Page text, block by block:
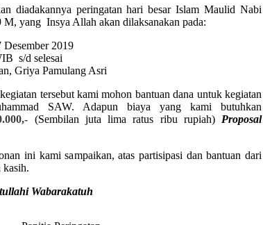
diadakannya peringatan hari besar Islam Maulid Nabi
yang Insya Allah akan dilaksanakan pada:
Desember 2019
s/d selesai
Pamulang Asri
tersebut kami mohon bantuan dana untuk kegiatan
SAW. Adapun biaya yang kami butuhkan
(Sembilan juta lima ratus ribu rupiah) Proposal
ini kami sampaikan, atas partisipasi dan bantuan dari
kasih.
Wabarakatuh